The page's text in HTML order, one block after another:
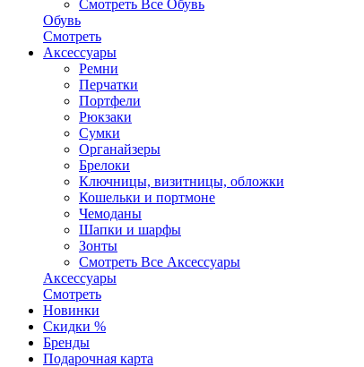
Смотреть Все Обувь
Обувь
Смотреть
Аксесcуары
Ремни
Перчатки
Портфели
Рюкзаки
Сумки
Органайзеры
Брелоки
Ключницы, визитницы, обложки
Кошельки и портмоне
Чемоданы
Шапки и шарфы
Зонты
Смотреть Все Аксесcуары
Аксесcуары
Смотреть
Новинки
Скидки %
Бренды
Подарочная карта